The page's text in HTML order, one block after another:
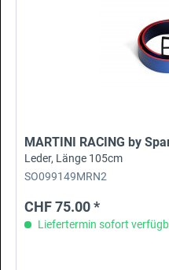
MARTINI RACING by
Leder, Länge 105cm
SO099149MRN2
CHF 75.00 *
Liefertermin sofort